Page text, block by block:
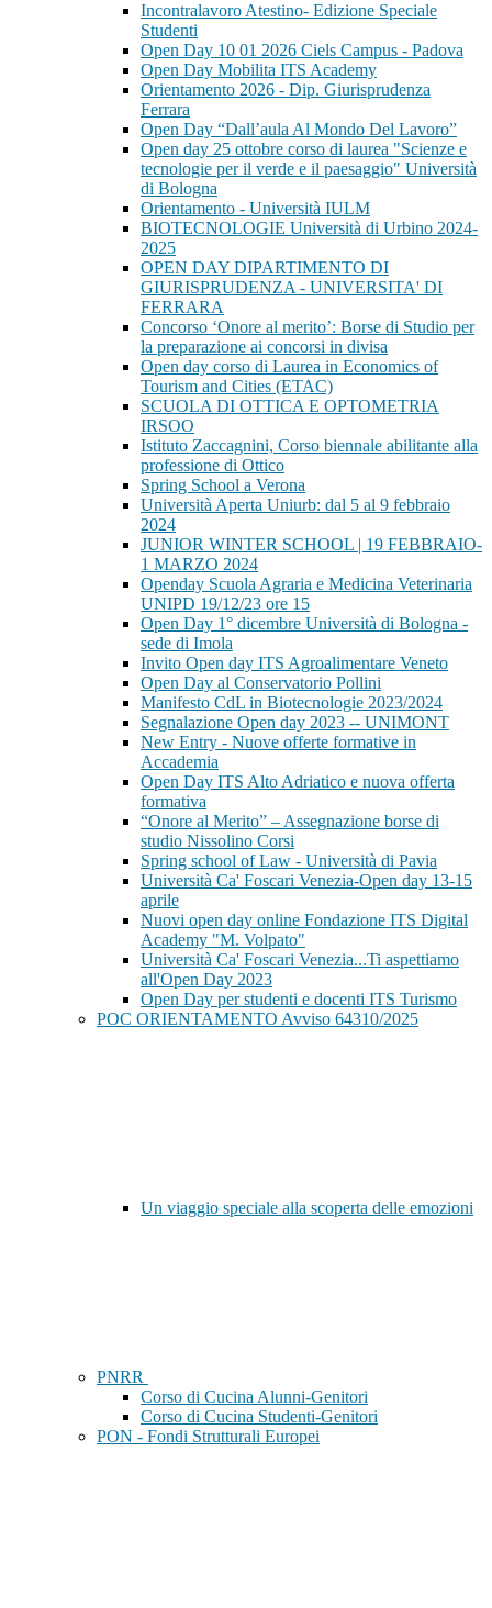
Incontralavoro Atestino- Edizione Speciale
Studenti
Open Day 10 01 2026 Ciels Campus - Padova
Open Day Mobilita ITS Academy
Orientamento 2026 - Dip. Giurisprudenza
Ferrara
Open Day “Dall’aula Al Mondo Del Lavoro”
Open day 25 ottobre corso di laurea "Scienze e
tecnologie per il verde e il paesaggio" Università
di Bologna
Orientamento - Università IULM
BIOTECNOLOGIE Università di Urbino 2024-
2025
OPEN DAY DIPARTIMENTO DI
GIURISPRUDENZA - UNIVERSITA' DI
FERRARA
Concorso ‘Onore al merito’: Borse di Studio per
la preparazione ai concorsi in divisa
Open day corso di Laurea in Economics of
Tourism and Cities (ETAC)
SCUOLA DI OTTICA E OPTOMETRIA
IRSOO
Istituto Zaccagnini, Corso biennale abilitante alla
professione di Ottico
Spring School a Verona
Università Aperta Uniurb: dal 5 al 9 febbraio
2024
JUNIOR WINTER SCHOOL | 19 FEBBRAIO-
1 MARZO 2024
Openday Scuola Agraria e Medicina Veterinaria
UNIPD 19/12/23 ore 15
Open Day 1° dicembre Università di Bologna -
sede di Imola
Invito Open day ITS Agroalimentare Veneto
Open Day al Conservatorio Pollini
Manifesto CdL in Biotecnologie 2023/2024
Segnalazione Open day 2023 -- UNIMONT
New Entry - Nuove offerte formative in
Accademia
Open Day ITS Alto Adriatico e nuova offerta
formativa
“Onore al Merito” – Assegnazione borse di
studio Nissolino Corsi
Spring school of Law - Università di Pavia
Università Ca' Foscari Venezia-Open day 13-15
aprile
Nuovi open day online Fondazione ITS Digital
Academy "M. Volpato"
Università Ca' Foscari Venezia...Ti aspettiamo
all'Open Day 2023
Open Day per studenti e docenti ITS Turismo
POC ORIENTAMENTO Avviso 64310/2025
Un viaggio speciale alla scoperta delle emozioni
PNRR
Corso di Cucina Alunni-Genitori
Corso di Cucina Studenti-Genitori
PON - Fondi Strutturali Europei